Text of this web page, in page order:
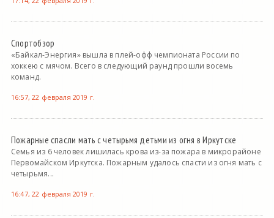
Спортобзор
«Байкал-Энергия» вышла в плей-офф чемпионата России по
хоккею с мячом. Всего в следующий раунд прошли восемь
команд.
16:57, 22 февраля 2019 г.
Пожарные спасли мать с четырьмя детьми из огня в Иркутске
Семья из 6 человек лишилась крова из-за пожара в микрорайоне
Первомайском Иркутска. Пожарным удалось спасти из огня мать с
четырьмя...
16:47, 22 февраля 2019 г.